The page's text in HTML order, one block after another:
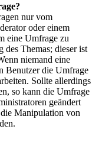
nur vom
oder einem
eine Umfrage zu
des Themas; dieser ist
niemand eine
Benutzer die Umfrage
Sollte allerdings
so kann die Umfrage
geändert
Manipulation von